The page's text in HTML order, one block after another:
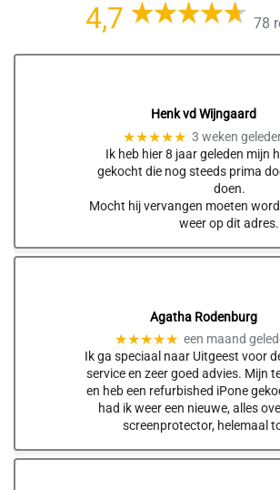
4,7 78
Henk vd Wijngaard
★★★★★ 3 weken
Ik heb hier 8 jaar geleden mijn
gekocht die nog steeds prima
doen.
Mocht hij vervangen moeten
weer op dit adres.
Agatha Rodenburg
★★★★★ een maand
Ik ga speciaal naar Uitgeest voor
service en zeer goed advies. Mijn
en heb een refurbished iPone
had ik weer een nieuwe, alles
screenprotector, helemaal